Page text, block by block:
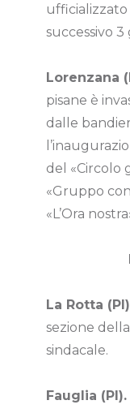
ufficializzato
successivo 3
Lorenzana
pisane è
dalle
del «Circolo
«Gruppo
«L’Ora
La Rotta
sezione
sindacale.
Fauglia (PI).